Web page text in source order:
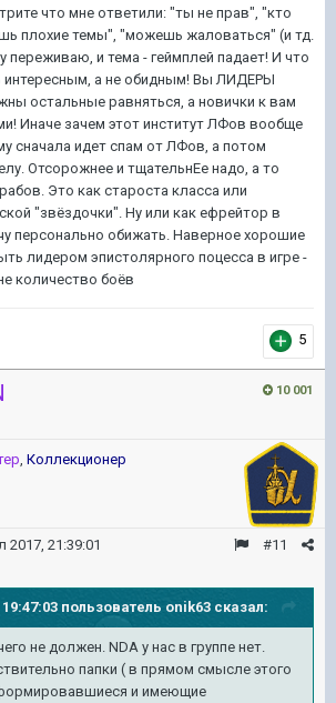
что мне ответили: "ты не прав", "кто
плохие темы", "можешь жаловаться" (и тд.
переживаю, и тема - геймплей падает! И что
а не обидным! Вы ЛИДЕРЫ
остальные равняться, а новички к вам
Иначе зачем этот институт ЛФов вообще
сначала идет спам от ЛФов, а потом
Отсорожнее и тщательнЕе надо, а то
Это как староста класса или
"звёздочки". Ну или как ефрейтор в
персонально обижать. Наверное хорошие
лидером эпистолярного поцесса в игре -
количество боёв
5
10 001
Коллекционер
#11
2017, 21:39:01
пользователь onik63 сказал:
не должен. NDA у нас в группе нет.
папки ( в прямом смысле этого
и имеющие